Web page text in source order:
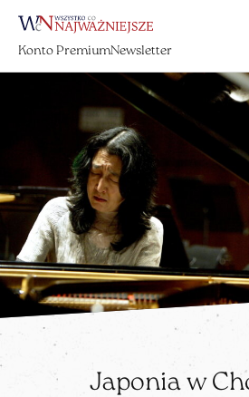
Konto PremiumNewsletter
Japonia w